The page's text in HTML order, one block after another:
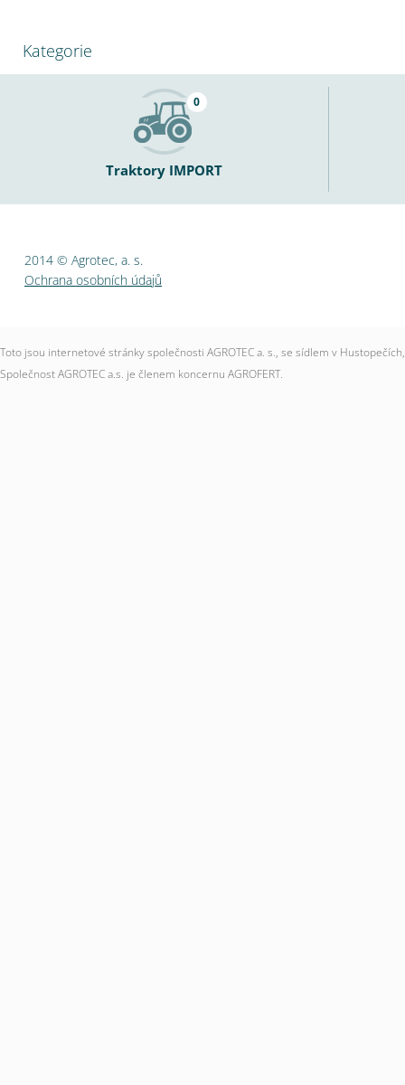
Kategorie
Traktory IMPORT
0
2014 © Agrotec, a. s.
Ochrana osobních údajů
Toto jsou internetové stránky společnosti AGROTEC a. s., se sídlem v
Společnost AGROTEC a.s. je členem koncernu AGROFERT.